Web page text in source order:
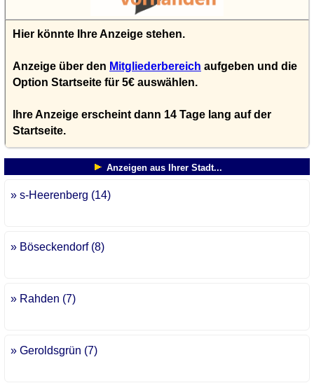
Hier könnte Ihre Anzeige stehen.
Anzeige über den Mitgliederbereich aufgeben und die
Option Startseite für 5€ auswählen.
Ihre Anzeige erscheint dann 14 Tage lang auf der
Startseite.
Anzeigen aus Ihrer Stadt...
» s-Heerenberg (14)
» Böseckendorf (8)
» Rahden (7)
» Geroldsgrün (7)